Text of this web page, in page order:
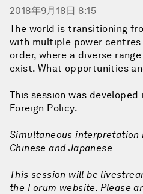
2018年9月18日 8:15
The world is transitioning
with multiple power
order, where a diverse
exist. What opportunities
This session was
Foreign Policy.
Simultaneous interpretation
Chinese and Japanese
This session will be
the Forum website. Please